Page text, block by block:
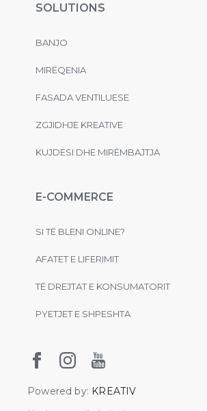
SOLUTIONS
BANJO
MIRËQENIA
FASADA VENTILUESE
ZGJIDHJE KREATIVE
KUJDESI DHE MIRËMBAJTJA
E-COMMERCE
SI TË BLENI ONLINE?
AFATET E LIFERIMIT
TË DREJTAT E KONSUMATORIT
PYETJET E SHPESHTA
Powered by: KREATIV